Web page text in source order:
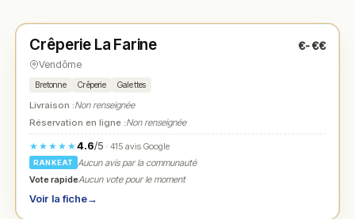
★ N° 1
Crêperie La Farine €-€€
Vendôme
Bretonne Crêperie Galettes
Livraison :Non renseignée
Réservation en ligne :Non renseignée
★★★★★4.6/5· 415 avis Google
RANKEAT
Aucun avis par la communauté
Vote rapideAucun vote pour le moment
Voir la fiche→